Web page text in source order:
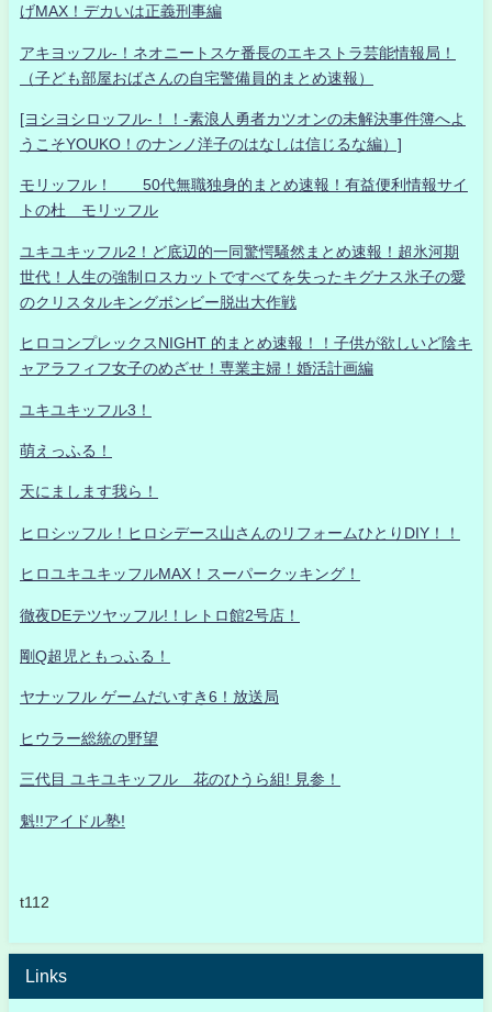
げMAX！デカいは正義刑事編
アキヨッフル-！ネオニートスケ番長のエキストラ芸能情報局！
（子ども部屋おばさんの自宅警備員的まとめ速報）
[ヨシヨシロッフル-！！-素浪人勇者カツオンの未解決事件簿へよ
うこそYOUKO！のナンノ洋子のはなしは信じるな編）]
モリッフル！ 50代無職独身的まとめ速報！有益便利情報サイ
トの杜 モリッフル
ユキユキッフル2！ど底辺的一同驚愕騒然まとめ速報！超氷河期
世代！人生の強制ロスカットですべてを失ったキグナス氷子の愛
のクリスタルキングボンビー脱出大作戦
ヒロコンプレックスNIGHT 的まとめ速報！！子供が欲しいど陰キ
ャアラフィフ女子のめざせ！専業主婦！婚活計画編
ユキユキッフル3！
萌えっふる！
天にまします我ら！
ヒロシッフル！ヒロシデース山さんのリフォームひとりDIY！！
ヒロユキユキッフルMAX！スーパークッキング！
徹夜DEテツヤッフル!！レトロ館2号店！
剛Q超児ともっふる！
ヤナッフル ゲームだいすき6！放送局
ヒウラー総統の野望
三代目 ユキユキッフル 花のひうら組! 見参！
魁!!アイドル塾!
t112
Links